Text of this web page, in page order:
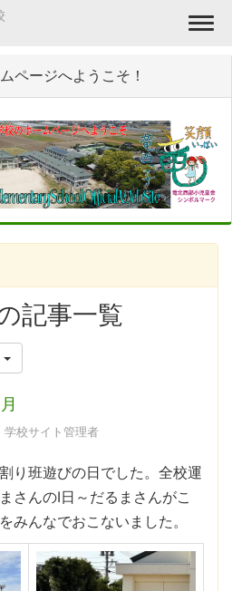
ページへようこそ！
記事一覧
学校サイト管理者
り班遊びの日でした。全校運
さんのⅠ日～だるまさんがこ
みんなでおこないました。